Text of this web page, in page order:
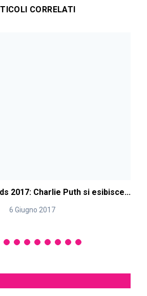
CORRELATI
2017: Charlie Puth si esibisce...
6 Giugno 2017